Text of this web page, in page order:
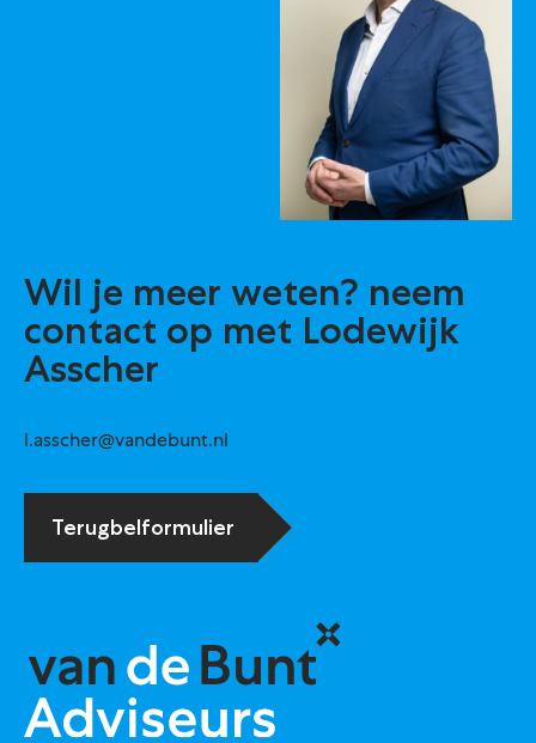
Wil je meer weten? neem
contact op met Lodewijk
Asscher
l.asscher@vandebunt.nl
Terugbelformulier